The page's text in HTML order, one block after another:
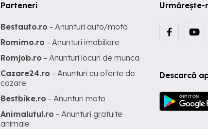
Urmărește-
Descarcă
Parteneri
Bestauto.ro - Anunturi auto/moto
Romimo.ro - Anunturi imobiliare
Romjob.ro - Anunturi locuri de munca
Cazare24.ro - Anunturi cu oferte de
cazare
Bestbike.ro - Anunturi moto
Animalutul.ro - Anunturi gratuite
animale